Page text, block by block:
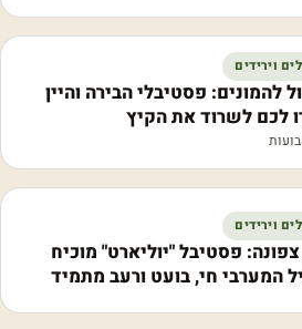
וירידים
להמונים: פסטיבלי הבירה והיין
לכם לשרוד את הקיץ
וירידים
פסטיבל "יוליארט" מוכיח
המערבי חי, בועט ורעב מתמיד